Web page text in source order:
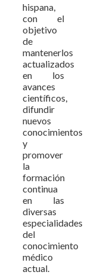
hispana,
con el
objetivo
de
mantenerlos
actualizados
en los
avances
científicos,
difundir
nuevos
conocimientos
y
promover
la
formación
continua
en las
diversas
especialidades
del
conocimiento
médico
actual.